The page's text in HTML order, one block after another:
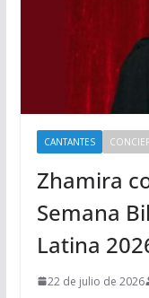
CANTANTES
Zhamira
Semana
Latina
22 de julio de 2026